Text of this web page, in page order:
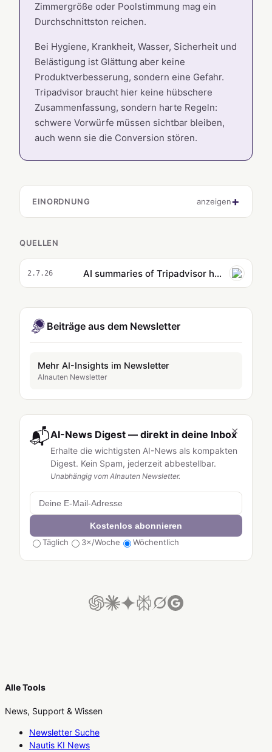
Zimmergröße oder Poolstimmung mag ein
Durchschnittston reichen.
Bei Hygiene, Krankheit, Wasser, Sicherheit und
Belästigung ist Glättung aber keine
Produktverbesserung, sondern eine Gefahr.
Tripadvisor braucht hier keine hübschere
Zusammenfassung, sondern harte Regeln:
schwere Vorwürfe müssen sichtbar bleiben,
auch wenn sie die Conversion stören.
EINORDNUNG anzeigen
QUELLEN
2.7.26 AI summaries of Tripadvisor hotel reviews downplay serious complaints, investigation finds
Beiträge aus dem Newsletter
Mehr AI-Insights im Newsletter
AInauten Newsletter
×
📬AI-News Digest — direkt in deine Inbox
Erhalte die wichtigsten AI-News als kompakten
Digest. Kein Spam, jederzeit abbestellbar.
Unabhängig vom AInauten Newsletter.
Kostenlos abonnieren
Täglich
3×/Woche Wöchentlich
Alle Tools
News, Support & Wissen
Newsletter Suche
Nautis KI News